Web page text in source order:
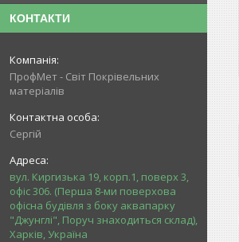
КОНТАКТИ
ПрофМет - Світ Покрівельних
матеріалів
Сергій
вул. Киргизька 19, корп.1, поверх 3,
офіс 306. (Перша 8-ми поверхова
офісна будівля з боку аквапарку
"Джунглі", Поруч знаходиться склад),
Харків, Україна